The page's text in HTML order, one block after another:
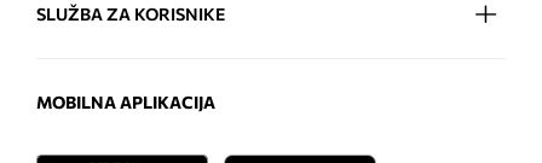
SLUŽBA ZA KORISNIKE
MOBILNA APLIKACIJA